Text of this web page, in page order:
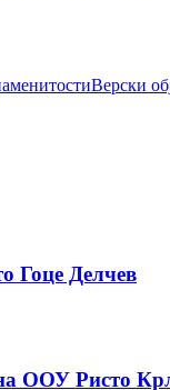
Верски
Гоце Делчев
ООУ Ристо